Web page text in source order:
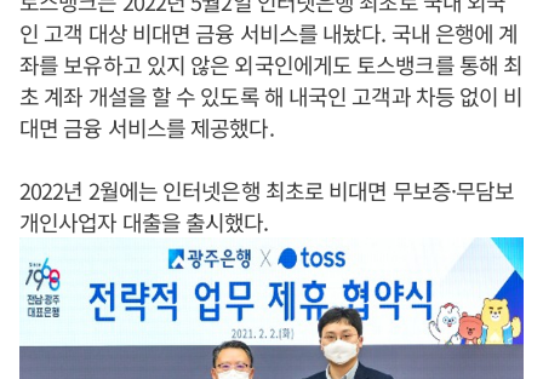
인 고객 대상 비대면 금융 서비스를 내놨다. 국내 은행에 계
좌를 보유하고 있지 않은 외국인에게도 토스뱅크를 통해 최
초 계좌 개설을 할 수 있도록 해 내국인 고객과 차등 없이 비
대면 금융 서비스를 제공했다.
2022년 2월에는 인터넷은행 최초로 비대면 무보증·무담보
개인사업자 대출을 출시했다.